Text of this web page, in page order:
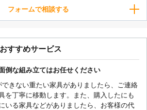
フォームで相談する
すすめサービス
倒な組み立てはお任せください
きない重たい家具がありましたら、ご連絡
を丁寧に移動します。また、購入したにも
いる家具などがありましたら、お客様の代